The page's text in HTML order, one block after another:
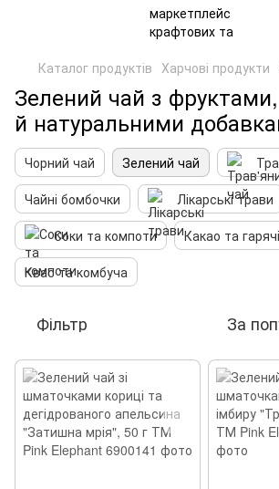
Каталог продуктів Харчові продукти
Зелений чай з
й натуральними
Чорний чай Зелений чай
Чайні бомбочки
Лікарські трави
Соки та компоти
Какао та
Квас та комбуча
Фільтр За